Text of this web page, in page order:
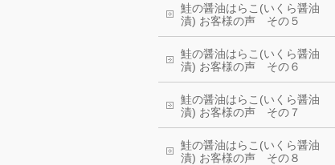
鮭の醤油はらこ(いくら醤油
漬) お客様の声 その５
鮭の醤油はらこ(いくら醤油
漬) お客様の声 その６
鮭の醤油はらこ(いくら醤油
漬) お客様の声 その７
鮭の醤油はらこ(いくら醤油
漬) お客様の声 その８